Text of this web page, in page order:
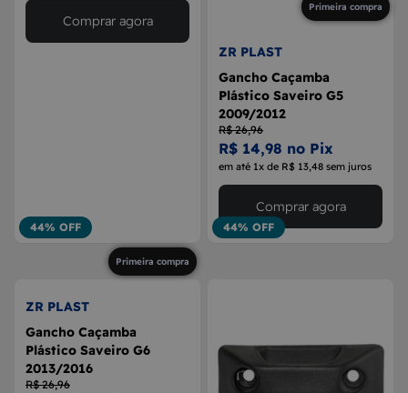
44% OFF
Comprar agora
Primeira compra
ZR PLAST
Gancho Caçamba
Plástico Saveiro G5
2009/2012
R$ 26,96
R$ 14,98 no Pix
em até 1x de R$ 13,48 sem juros
44% OFF
Comprar agora
Primeira compra
ZR PLAST
Gancho Caçamba
Plástico Saveiro G6
2013/2016
R$ 26,96